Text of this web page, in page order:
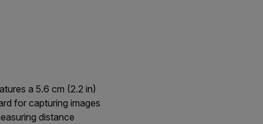
a 5.6 cm (2.2 in)
for capturing images
distance